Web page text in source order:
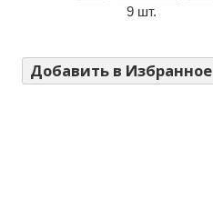
9 шт.
Добавить в Избранное